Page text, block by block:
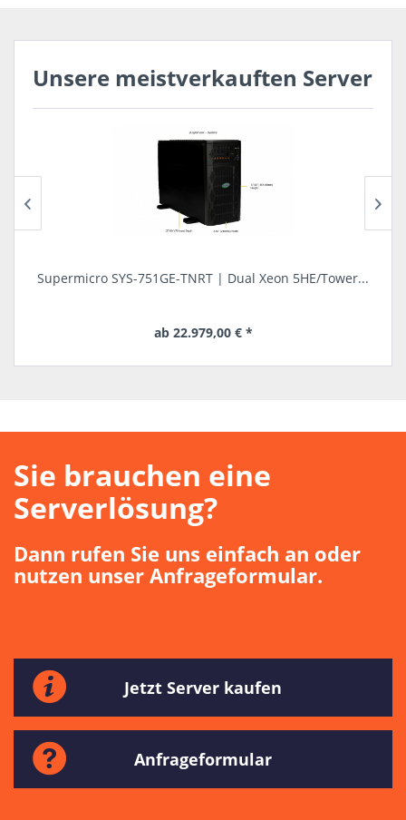
Unsere meistverkauften Server
Supermicro SYS-751GE-TNRT | Dual Xeon 5HE/Tower...
ab 22.979,00 € *
Sie brauchen eine
Serverlösung?
Dann rufen Sie uns einfach an oder
nutzen unser Anfrageformular.
Jetzt Server kaufen
Anfrageformular